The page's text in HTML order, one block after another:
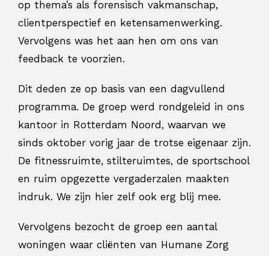
op thema’s als forensisch vakmanschap,
clientperspectief en ketensamenwerking.
Vervolgens was het aan hen om ons van
feedback te voorzien.
Dit deden ze op basis van een dagvullend
programma. De groep werd rondgeleid in ons
kantoor in Rotterdam Noord, waarvan we
sinds oktober vorig jaar de trotse eigenaar zijn.
De fitnessruimte, stilteruimtes, de sportschool
en ruim opgezette vergaderzalen maakten
indruk. We zijn hier zelf ook erg blij mee.
Vervolgens bezocht de groep een aantal
woningen waar cliënten van Humane Zorg